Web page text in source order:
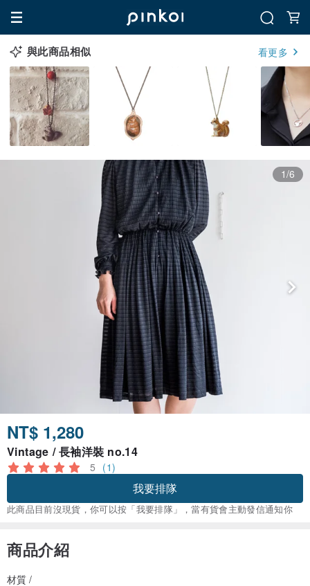
與此商品相似 看更多
1/6
NT$ 1,280
Vintage / 長袖洋裝 no.14
5 (1)
我要排隊
此商品目前沒現貨，你可以按「我要排隊」，當有貨會主動發信通知你
商品介紹
材質 /